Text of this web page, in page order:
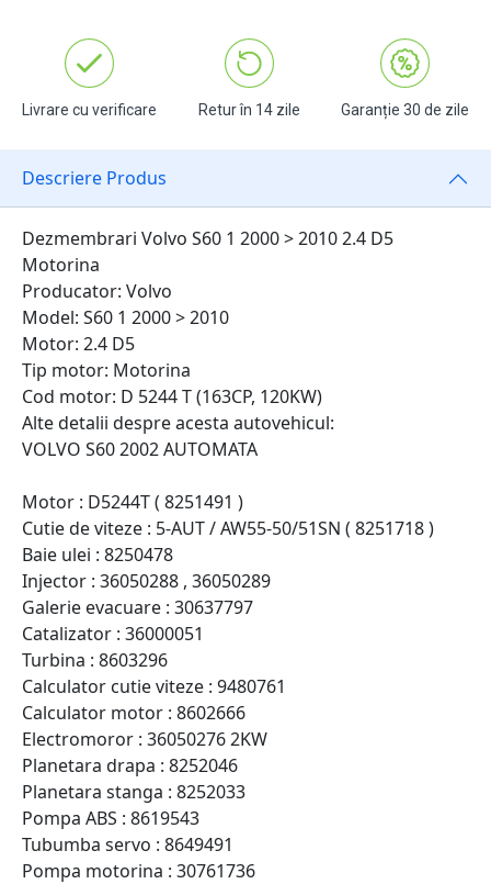
Livrare cu verificare Retur în 14 zile Garanție 30 de zile
Descriere Produs
Dezmembrari Volvo S60 1 2000 > 2010 2.4 D5
Motorina
Producator: Volvo
Model: S60 1 2000 > 2010
Motor: 2.4 D5
Tip motor: Motorina
Cod motor: D 5244 T (163CP, 120KW)
Alte detalii despre acesta autovehicul:
VOLVO S60 2002 AUTOMATA
Motor : D5244T ( 8251491 )
Cutie de viteze : 5-AUT / AW55-50/51SN ( 8251718 )
Baie ulei : 8250478
Injector : 36050288 , 36050289
Galerie evacuare : 30637797
Catalizator : 36000051
Turbina : 8603296
Calculator cutie viteze : 9480761
Calculator motor : 8602666
Electromoror : 36050276 2KW
Planetara drapa : 8252046
Planetara stanga : 8252033
Pompa ABS : 8619543
Tubumba servo : 8649491
Pompa motorina : 30761736